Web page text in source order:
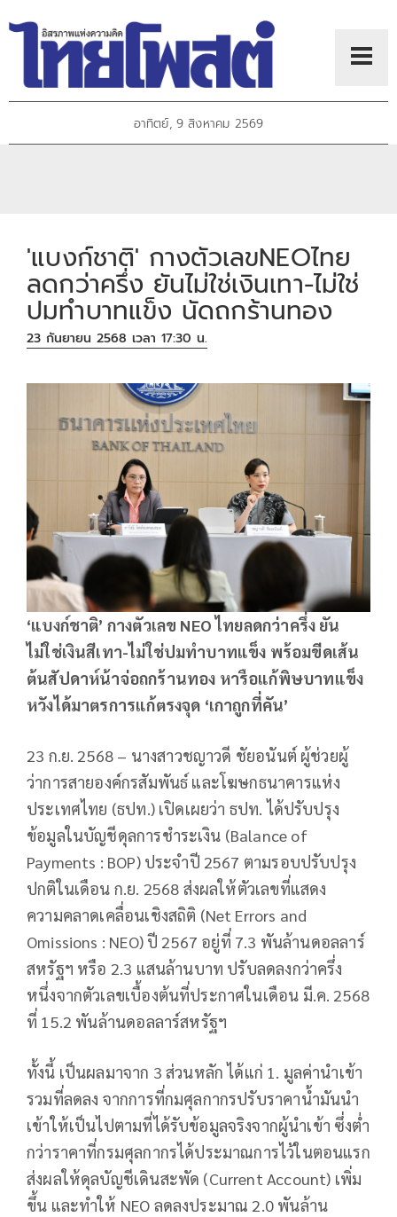
อาทิตย์, 9 สิงหาคม 2569
'แบงก์ชาติ' กางตัวเลขNEOไทย
ลดกว่าครึ่ง ยันไม่ใช่เงินเทา-ไม่ใช่
ปมทำบาทแข็ง นัดถกร้านทอง
23 กันยายน 2568 เวลา 17:30 น.
‘แบงก์ชาติ’ กางตัวเลข NEO ไทยลดกว่าครึ่ง ยัน
ไม่ใช่เงินสีเทา-ไม่ใช่ปมทำบาทแข็ง พร้อมขีดเส้น
ต้นสัปดาห์น้าจ่อถกร้านทอง หารือแก้พิษบาทแข็ง
หวังได้มาตรการแก้ตรงจุด ‘เกาถูกที่คัน’
23 ก.ย. 2568 – นางสาวชญาวดี ชัยอนันต์ ผู้ช่วยผู้
ว่าการสายองค์กรสัมพันธ์ และโฆษกธนาคารแห่ง
ประเทศไทย (ธปท.) เปิดเผยว่า ธปท. ได้ปรับปรุง
ข้อมูลในบัญชีดุลการชำระเงิน (Balance of
Payments : BOP) ประจำปี 2567 ตามรอบปรับปรุง
ปกติในเดือน ก.ย. 2568 ส่งผลให้ตัวเลขที่แสดง
ความคลาดเคลื่อนเชิงสถิติ (Net Errors and
Omissions : NEO) ปี 2567 อยู่ที่ 7.3 พันล้านดอลลาร์
สหรัฐฯ หรือ 2.3 แสนล้านบาท ปรับลดลงกว่าครึ่ง
หนึ่งจากตัวเลขเบื้องต้นที่ประกาศในเดือน มี.ค. 2568
ที่ 15.2 พันล้านดอลลาร์สหรัฐฯ
ทั้งนี้ เป็นผลมาจาก 3 ส่วนหลัก ได้แก่ 1. มูลค่านำเข้า
รวมที่ลดลง จากการที่กมศุลกากรปรับราคาน้ำมันนำ
เข้าให้เป็นไปตามที่ได้รับข้อมูลจริงจากผู้นำเข้า ซึ่งต่ำ
กว่าราคาที่กรมศุลกากรได้ประมาณการไว้ในตอนแรก
ส่งผลให้ดุลบัญชีเดินสะพัด (Current Account) เพิ่ม
ขึ้น และทำให้ NEO ลดลงประมาณ 2.0 พันล้าน